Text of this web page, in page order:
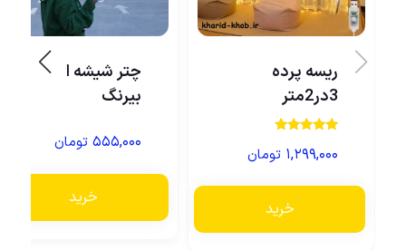
ریسه پرده
3در2متر
5.00
۱,۲۹۹,۰۰۰ تومان
خرید
چتر شیشه ای
بیرنگ
۵۵۵,۰۰۰ تومان
خرید